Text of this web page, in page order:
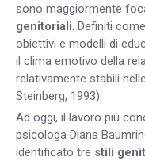
sono maggiormente
genitoriali. Definiti
obiettivi e modelli di
il clima emotivo della
relativamente stabili
Steinberg, 1993).
Ad oggi, il lavoro più
psicologa Diana
identificato tre stili